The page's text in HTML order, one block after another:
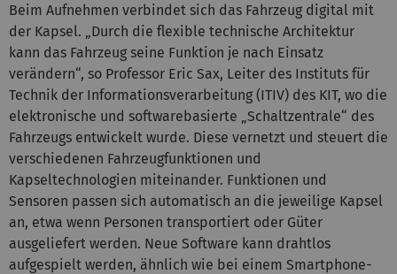
Beim Aufnehmen verbindet sich das Fahrzeug digital mit
der Kapsel. „Durch die flexible technische Architektur
kann das Fahrzeug seine Funktion je nach Einsatz
verändern“, so Professor Eric Sax, Leiter des Instituts für
Technik der Informationsverarbeitung (ITIV) des KIT, wo die
elektronische und softwarebasierte „Schaltzentrale“ des
Fahrzeugs entwickelt wurde. Diese vernetzt und steuert die
verschiedenen Fahrzeugfunktionen und
Kapseltechnologien miteinander. Funktionen und
Sensoren passen sich automatisch an die jeweilige Kapsel
an, etwa wenn Personen transportiert oder Güter
ausgeliefert werden. Neue Software kann drahtlos
aufgespielt werden, ähnlich wie bei einem Smartphone-